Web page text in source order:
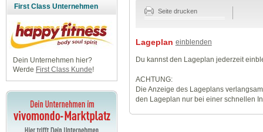
First Class Unternehmen
Dein Unternehmen hier?
Werde First Class Kunde!
Seite drucken
Lageplan einblenden
Du kannst den Lageplan jederzeit
ACHTUNG:
Die Anzeige des Lageplans
den Lageplan nur bei einer schnellen